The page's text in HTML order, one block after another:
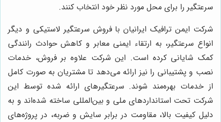
سرعتگیر را برای محل مورد نظر خود انتخاب کنند.
شرکت ایمن ترافیک ایرانیان با فروش سرعتگیر لاستیکی و دیگر
انواع سرعتگیر، به ارتقاء ایمنی معابر و کاهش حوادث رانندگی
کمک شایانی کرده است. این شرکت علاوه بر فروش، خدمات
نصب و پشتیبانی را نیز ارائه می‌دهد تا مشتریان به صورت کامل
از خدمات بهره‌مند شوند. سرعتگیرهای ارائه شده توسط این
شرکت تحت استانداردهای ملی و بین‌المللی ساخته شده‌اند و به
دلیل کیفیت بالا، مقاومت در برابر سایش و ضربه، در پروژه‌های